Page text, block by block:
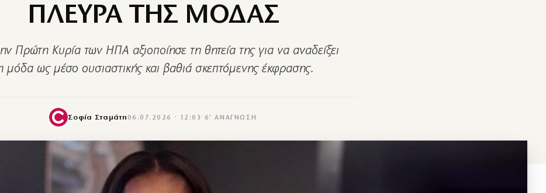
ΠΛΕΥΡΑ ΤΗΣ ΜΟΔΑΣ
Πρώτη Κυρία των ΗΠΑ αξιοποίησε τη θητεία της για να αναδείξει
μόδα ως μέσο ουσιαστικής και βαθιά σκεπτόμενης έκφρασης.
Σοφία Σταμάτη06.07.2026 · 12:03 · 6′ ΑΝΆΓΝΩΣΗ